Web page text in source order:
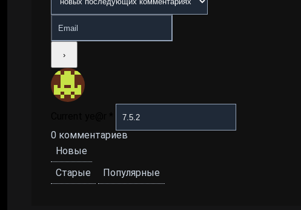
0 комментариев
Новые
Старые
Популярные